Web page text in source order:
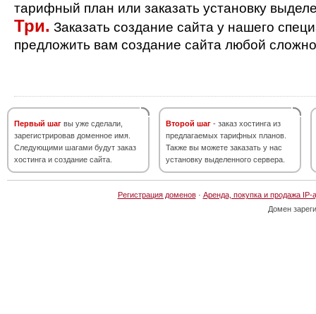
тарифный план или заказать установку
Три. Заказать создание сайта у нашего
предложить вам создание сайта любой
Первый шаг вы уже сделали,
зарегистрировав доменное имя.
Следующими шагами будут заказ
хостинга и создание сайта.
Второй шаг - заказ хостинга из
предлагаемых тарифных планов.
Также вы можете заказать у нас
установку выделенного сервера.
Регистрация доменов· Аренда, покупка и продажа IP-
Домен